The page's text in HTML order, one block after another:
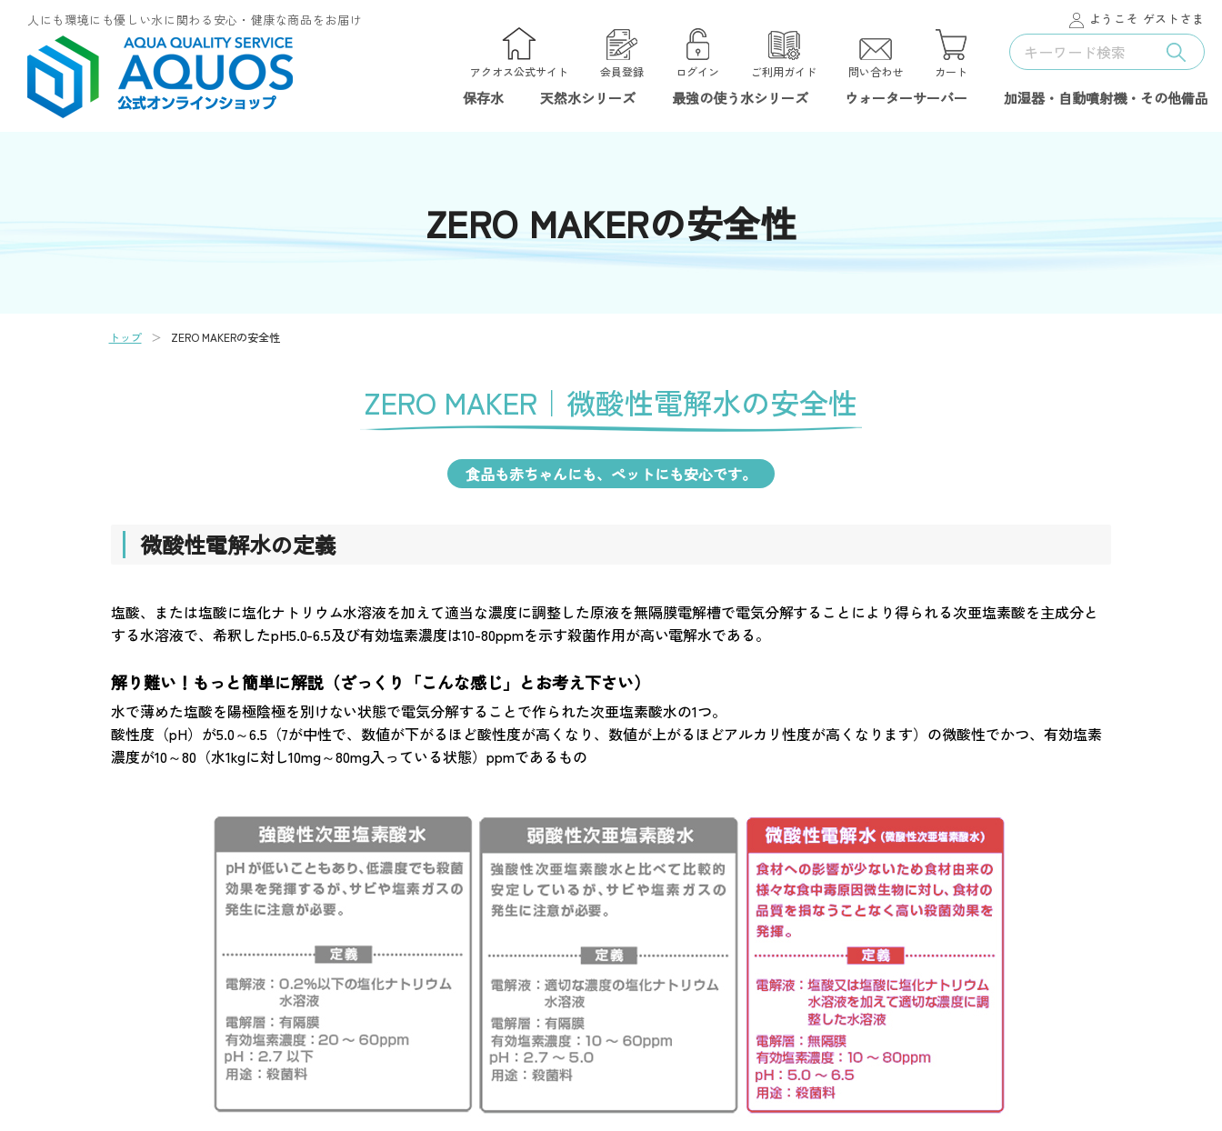
人にも環境にも優しい水に関わる安心・健康な商品をお届け ようこそ ゲストさま
アクオス公式サイト 会員登録 ログイン ご利用ガイド 問い合わせ カート
保存水 天然水シリーズ 最強の使う水シリーズ
ZEROMAKERアニマル
その他除菌水
ウォーターサーバー 加湿器・自動噴射機・その他備品
ZERO MAKERの安全性
トップ ZERO MAKERの安全性
ZERO MAKER｜ 微酸性電解水の安全性
食品も赤ちゃんにも、ペットにも安心です。
微酸性電解水の定義
塩酸、または塩酸に塩化ナトリウム水溶液を加えて適当な濃度に調整した原液を無隔膜電解槽で電気分解することにより得られる次亜塩素酸を主成分と
する水溶液で、希釈したpH5.0-6.5及び有効塩素濃度は10-80ppmを示す殺菌作用が高い電解水である。
解り難い！もっと簡単に解説（ざっくり「こんな感じ」とお考え下さい）
水で薄めた塩酸を陽極陰極を別けない状態で電気分解することで作られた次亜塩素酸水の1つ。
酸性度（pH）が5.0～6.5（7が中性で、数値が下がるほど酸性度が高くなり、数値が上がるほどアルカリ性度が高くなります）の微酸性でかつ、有効塩素
濃度が10～80（水1kgに対し10mg～80mg入っている状態）ppmであるもの